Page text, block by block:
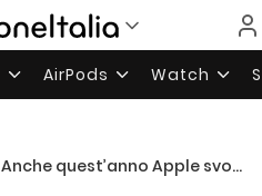
AirPods Watch
Anche quest’anno Apple svolgerà il “Campo Estivo”, un’iniziativa in cui si insegnerà ai bambini come diventare filmakers